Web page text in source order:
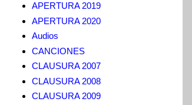
APERTURA 2019
APERTURA 2020
Audios
CANCIONES
CLAUSURA 2007
CLAUSURA 2008
CLAUSURA 2009